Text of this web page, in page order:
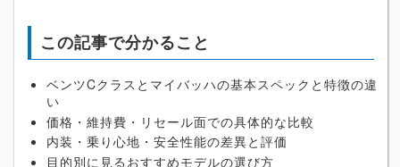
この記事で分かること
ベンツCクラスとマイバッハの基本スペックと特徴の違
い
価格・維持費・リセール面での具体的な比較
内装・乗り心地・安全性能の差異と評価
目的別に見るおすすめモデルの選び方